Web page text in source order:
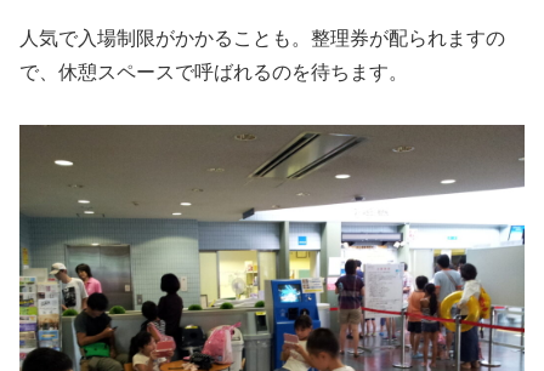
人気で入場制限がかかることも。整理券が配られますの
で、休憩スペースで呼ばれるのを待ちます。